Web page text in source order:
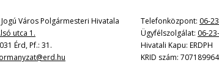
Város Polgármesteri Hivatala
utca 1.
Érd, Pf.: 31.
Telefonközpont: 06-
Ügyfélszolgálat: 06-
Hivatali Kapu: ERDPH
KRID szám: 707189964